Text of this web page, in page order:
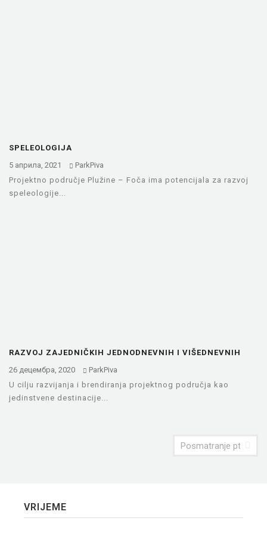
SPELEOLOGIJA
5 априла, 2021
ParkPiva
Projektno područje Plužine – Foča ima potencijala za razvoj
speleologije...
RAZVOJ ZAJEDNIČKIH JEDNODNEVNIH I VIŠEDNEVNIH
26 децембра, 2020
ParkPiva
U cilju razvijanja i brendiranja projektnog područja kao
jedinstvene destinacije...
Posmatranje ptica i
VRIJEME